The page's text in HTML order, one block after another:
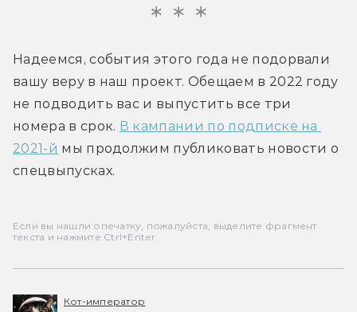
Надеемся, события этого года не подорвали
вашу веру в наш проект. Обещаем в 2022 году
не подводить вас и выпустить все три
номера в срок. В кампании по подписке на
2021-й мы продолжим публиковать новости о
спецвыпусках.
Если вы нашли опечатку, пожалуйста, выделите фрагмент
текста и нажмите Ctrl+Enter.
Кот-император